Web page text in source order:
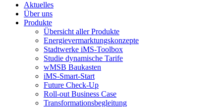
Aktuelles
Über uns
Produkte
Übersicht aller Produkte
Energievermarktungskonzepte
Stadtwerke iMS-Toolbox
Studie dynamische Tarife
wMSB Baukasten
iMS-Smart-Start
Future Check-Up
Roll-out Business Case
Transformationsbegleitung